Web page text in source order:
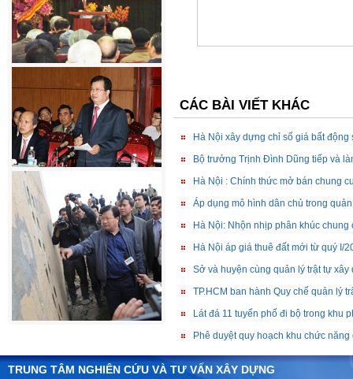
CÁC BÀI VIẾT KHÁC
Hà Nội xây dựng chỉ số giá bất động
Bộ trưởng Trịnh Đình Dũng tiếp và
Hà Nội : Chính thức mở bán chung
Áp dụng mô hình dân chủ trong
Hà Nội: Nhộn nhịp phân khúc
Hà Nội áp giá thuê đất mới từ quý I/
Sở và huyện cùng quản lý trật tự xây
TP.HCM ban hành Quy chế quản lý
Lát đá 11 tuyến phố đi bộ trong khu
Phê duyệt quy hoạch khu chức
TRUNG TÂM NGHIÊN CỨU VÀ TƯ VẤN XÂY DỰNG